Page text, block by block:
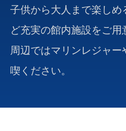
子供から大人まで楽しめ
ど充実の館内施設をご用
周辺ではマリンレジャ
喫ください。